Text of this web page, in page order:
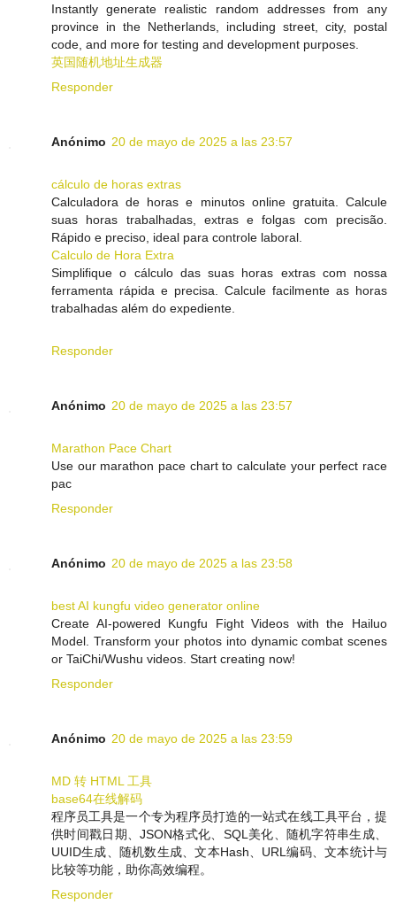
Instantly generate realistic random addresses from any
province in the Netherlands, including street, city, postal
code, and more for testing and development purposes.
英国随机地址生成器
Responder
Anónimo 20 de mayo de 2025 a las 23:57
cálculo de horas extras
Calculadora de horas e minutos online gratuita. Calcule
suas horas trabalhadas, extras e folgas com precisão.
Rápido e preciso, ideal para controle laboral.
Calculo de Hora Extra
Simplifique o cálculo das suas horas extras com nossa
ferramenta rápida e precisa. Calcule facilmente as horas
trabalhadas além do expediente.
Responder
Anónimo 20 de mayo de 2025 a las 23:57
Marathon Pace Chart
Use our marathon pace chart to calculate your perfect race
pac
Responder
Anónimo 20 de mayo de 2025 a las 23:58
best AI kungfu video generator online
Create AI-powered Kungfu Fight Videos with the Hailuo
Model. Transform your photos into dynamic combat scenes
or TaiChi/Wushu videos. Start creating now!
Responder
Anónimo 20 de mayo de 2025 a las 23:59
MD 转 HTML 工具
base64在线解码
程序员工具是一个专为程序员打造的一站式在线工具平台，提
供时间戳日期、JSON格式化、SQL美化、随机字符串生成、
UUID生成、随机数生成、文本Hash、URL编码、文本统计与
比较等功能，助你高效编程。
Responder